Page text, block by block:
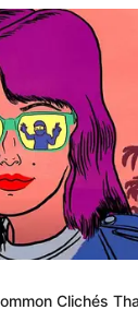
var
Clichés